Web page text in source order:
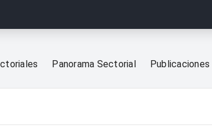
Panorama Sectorial Publicaciones